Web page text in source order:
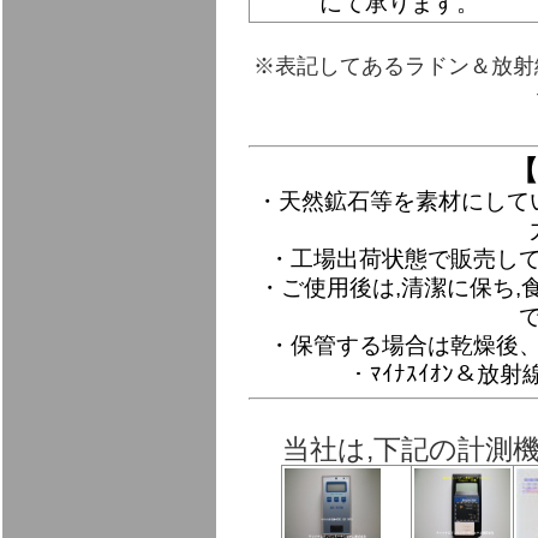
※表記してあるラドン＆放
・天然鉱石等を素材にし
・工場出荷状態で販売し
・ご使用後は,清潔に保ち
・保管する場合は乾燥後
・ﾏｲﾅｽｲｵﾝ＆放
当社は,下記の計測